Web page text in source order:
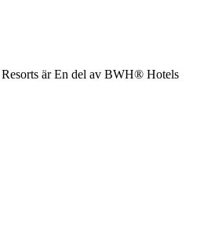
ärEn del av BWH® Hotels